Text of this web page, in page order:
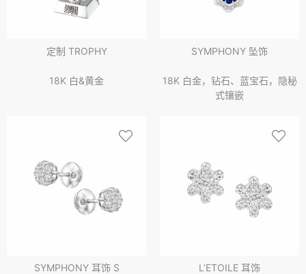
定制 TROPHY
18K 白&黄金
SYMPHONY 坠饰
18K 白金，钻石、蓝宝石，隐秘
式镶嵌
SYMPHONY 耳饰 S L’ETOILE 耳饰